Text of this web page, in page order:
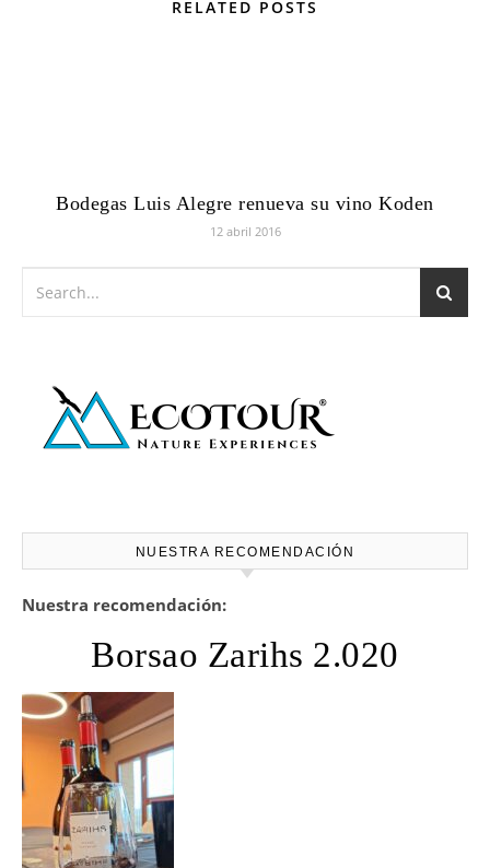
RELATED POSTS
Bodegas Luis Alegre renueva su vino Koden
12 abril 2016
NUESTRA RECOMENDACIÓN
Nuestra recomendación:
Borsao Zarihs 2.020